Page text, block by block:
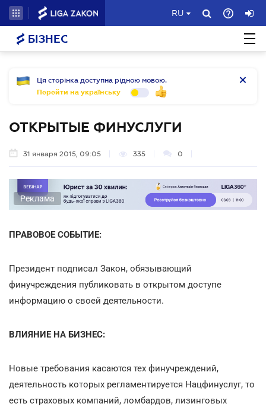
RU
БІЗНЕС
Ця сторінка доступна рідною мовою.
Перейти на українську
ОТКРЫТЫЕ ФИНУСЛУГИ
31 января 2015, 09:05 335 0
Реклама
ПРАВОВОЕ СОБЫТИЕ:
Президент подписал Закон, обязывающий
финучреждения публиковать в открытом доступе
информацию о своей деятельности.
ВЛИЯНИЕ НА БИЗНЕС:
Новые требования касаются тех финучреждений,
деятельность которых регламентируется Нацфинуслуг, то
есть страховых компаний, ломбардов, лизинговых